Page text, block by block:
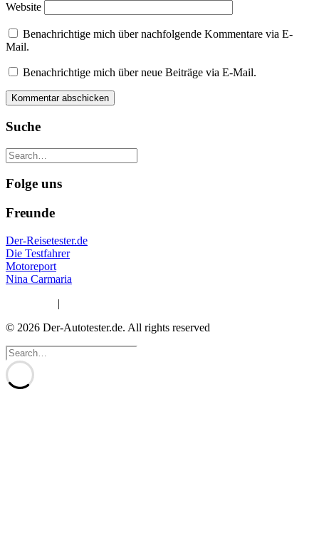
Website
Benachrichtige mich über nachfolgende Kommentare via E-
Mail.
Benachrichtige mich über neue Beiträge via E-Mail.
Suche
Folge uns
Freunde
Der-Reisetester.de
Die Testfahrer
Motoreport
Nina Carmaria
|
© 2026 Der-Autotester.de. All rights reserved